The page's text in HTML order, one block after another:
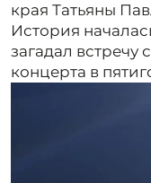
края Татьяны
История
загадал
концерта в